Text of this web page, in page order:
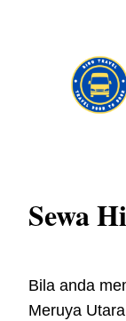
Sewa
Bila anda
Meruya